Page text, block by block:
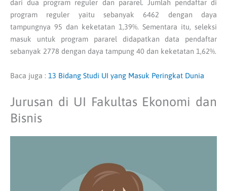
dari dua program reguler dan pararel. Jumlah pendaftar di
program reguler yaitu sebanyak 6462 dengan daya
tampungnya 95 dan keketatan 1,39%. Sementara itu, seleksi
masuk untuk program pararel didapatkan data pendaftar
sebanyak 2778 dengan daya tampung 40 dan keketatan 1,62%.
Baca juga : 13 Bidang Studi UI yang Masuk Peringkat Dunia
Jurusan di UI Fakultas Ekonomi dan
Bisnis